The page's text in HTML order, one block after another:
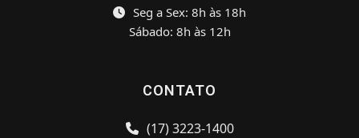
Seg a Sex: 8h às 18h
Sábado: 8h às 12h
CONTATO
(17) 3223-1400